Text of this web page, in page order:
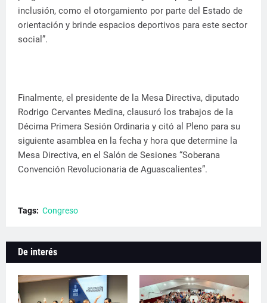
inclusión, como el otorgamiento por parte del Estado de
orientación y brinde espacios deportivos para este sector
social”.
Finalmente, el presidente de la Mesa Directiva, diputado
Rodrigo Cervantes Medina, clausuró los trabajos de la
Décima Primera Sesión Ordinaria y citó al Pleno para su
siguiente asamblea en la fecha y hora que determine la
Mesa Directiva, en el Salón de Sesiones “Soberana
Convención Revolucionaria de Aguascalientes”.
Tags: Congreso
De interés